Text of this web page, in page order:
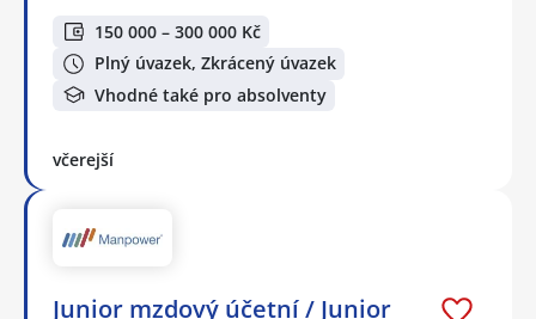
150 000 – 300 000 Kč
Plný úvazek, Zkrácený úvazek
Vhodné také pro absolventy
včerejší
Junior mzdový účetní / Junior